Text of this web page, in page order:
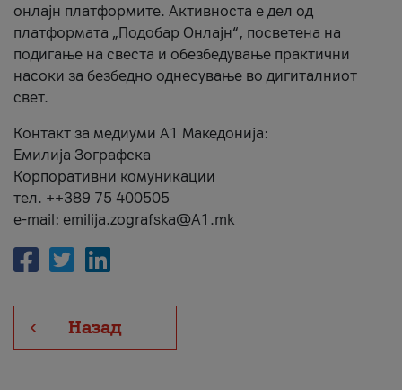
онлајн платформите. Активноста е дел од
платформата „Подобар Онлајн“, посветена на
подигање на свеста и обезбедување практични
насоки за безбедно однесување во дигиталниот
свет.
Контакт за медиуми А1 Македонија:
Емилија Зографска
Корпоративни комуникации
тел. ++389 75 400505
e-mail: emilija.zografska@A1.mk
Назад